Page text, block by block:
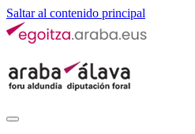
Saltar al contenido principal